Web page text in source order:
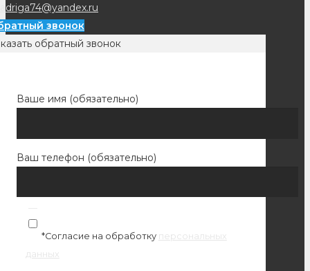
звонок
обратный звонок
Ваше имя (обязательно)
Ваш телефон (обязательно)
*Согласие на обработку персональных
данных